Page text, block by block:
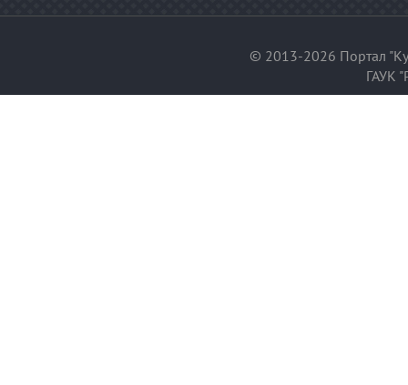
© 2013-2026 Портал
ГАУК